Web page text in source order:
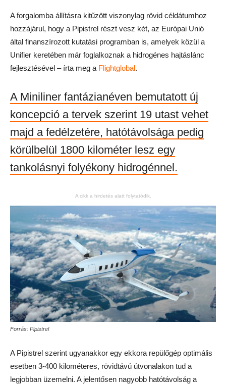
A forgalomba állításra kitűzött viszonylag rövid céldátumhoz
hozzájárul, hogy a Pipistrel részt vesz két, az Európai Unió
által finanszírozott kutatási programban is, amelyek közül a
Unifier keretében már foglalkoznak a hidrogénes hajtáslánc
fejlesztésével – írta meg a Flightglobal.
A Miniliner fantázianéven bemutatott új
koncepció a tervek szerint 19 utast vehet
majd a fedélzetére, hatótávolsága pedig
körülbelül 1800 kilométer lesz egy
tankolásnyi folyékony hidrogénnel.
A cikk a hirdetés alatt folytatódik.
Forrás: Pipistrel
A Pipistrel szerint ugyanakkor egy ekkora repülőgép optimális
esetben 3-400 kilométeres, rövidtávú útvonalakon tud a
legjobban üzemelni. A jelentősen nagyobb hatótávolság a